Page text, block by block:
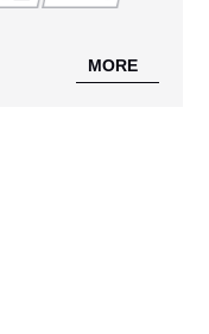
MORE